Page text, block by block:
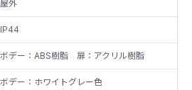
屋外
IP44
ボデー：ABS樹脂 扉：アクリル樹脂
ボデー：ホワイトグレー色